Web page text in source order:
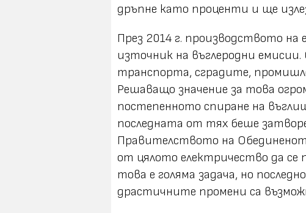
дръпне като проценти и ще
През 2014 г. производството на
източник на въглеродни
транспорта, сградите,
Решаващо значение за това
постепенното спиране на
последната от тях беше
Правителството на
от цялото електричество да се
това е голяма задача, но
драстичните промени са